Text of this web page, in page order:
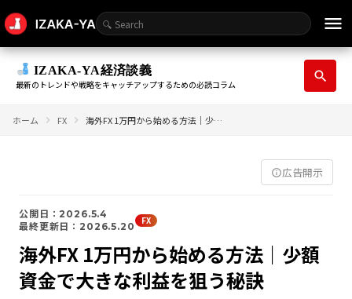
menu
IZAKA-YA経済談義
最新のトレンドや戦略をキャッチアップするための必読コラム
search
ホーム FX 海外FX 1万円から始める方法｜少額資金で大きな利益を狙う秘訣
info_outline広告開示
公開日：2026.5.4
最終更新日：2026.5.20
FX
海外FX 1万円から始める方法｜少額
資金で大きな利益を狙う秘訣